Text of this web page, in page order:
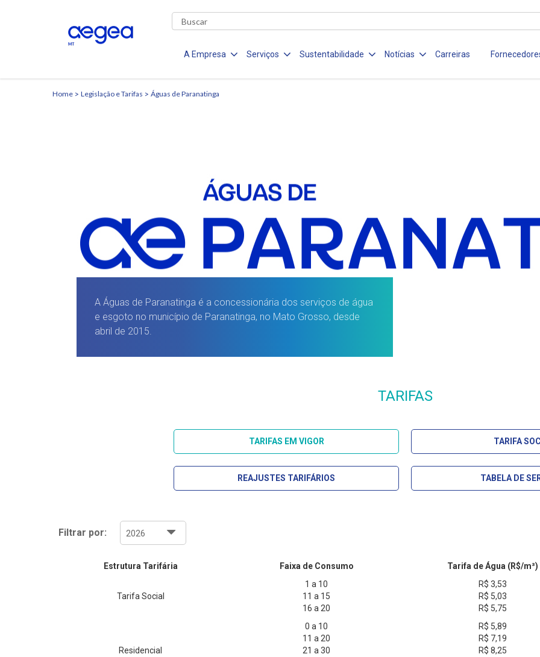
A Empresa Serviços Sustentabilidade Notícias Carreiras
Home Legislação e Tarifas Águas de Paranatinga
A Águas de Paranatinga é a concessionária dos serviços de água
e esgoto no município de Paranatinga, no Mato Grosso, desde
abril de 2015.
TARIFAS
TARIFAS EM VIGOR TARIFA
REAJUSTES TARIFÁRIOS TABELA DE
Filtrar por:
Estrutura Tarifária Faixa de Consumo Tarifa de Água (R$/m³)
Tarifa Social
1 a 10
11 a 15
16 a 20
R$ 3,53
R$ 5,03
R$ 5,75
Residencial
0 a 10
11 a 20
21 a 30
R$ 5,89
R$ 7,19
R$ 8,25